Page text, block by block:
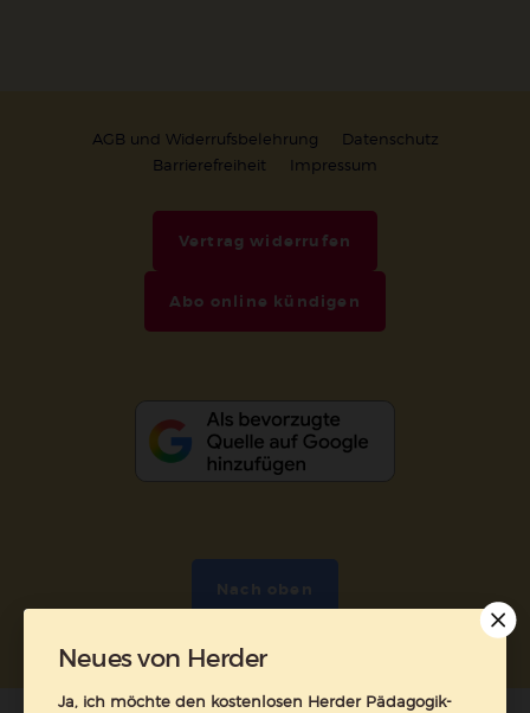
AGB und Widerrufsbelehrung
Datenschutz
Barrierefreiheit
Impressum
Vertrag widerrufen
Abo online kündigen
Nach oben
Neues von Herder
Ja, ich möchte den kostenlosen Herder Pädagogik-